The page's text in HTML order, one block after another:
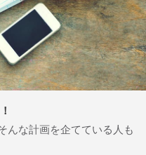
んな計画を企てている人も